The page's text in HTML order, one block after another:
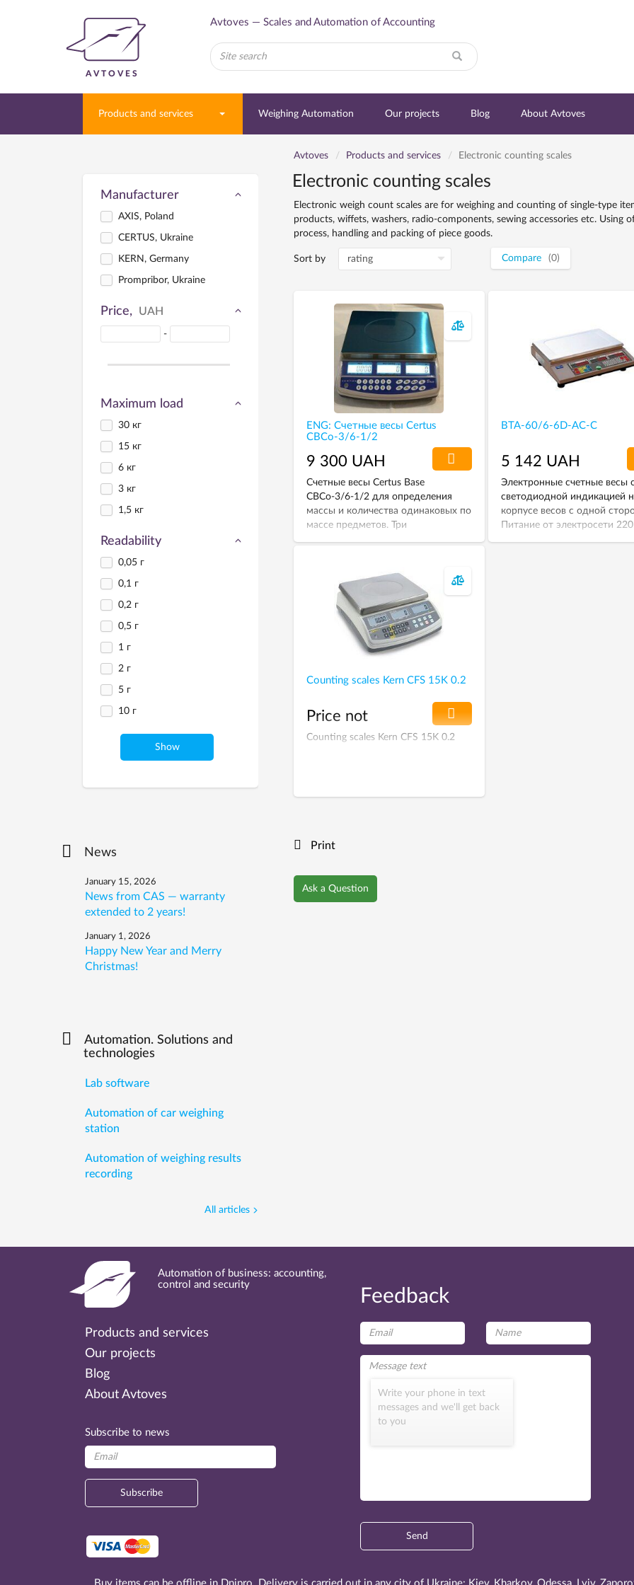
AVTOVES
Avtoves — Scales and Automation of Accounting
Products and services Weighing Automation Our projects Blog About Avtoves
Avtoves Products and services Electronic counting scales
Electronic counting scales
Electronic weigh count scales are for weighing and counting of single-type
products, wiffets, washers, radio-components, sewing accessories etc. Using
process, handling and packing of piece goods.
Sort by Compare (0)
ENG: Счетные весы Certus
СВСо-3/6-1/2
9 300 UAH
Счетные весы Certus Base
СВСо-3/6-1/2 для определения
массы и количества одинаковых по
массе предметов. Три
ВТА-60/6-6D-АС-С
5 142 UAH
Электронные счетные весы
светодиодной индикацией
корпусе весов с одной
Питание от электросети
Counting scales Kern CFS 15K 0.2
Price not
specified
Counting scales Kern CFS 15K 0.2
Print
Ask a Question
Manufacturer
AXIS, Poland
CERTUS, Ukraine
KERN, Germany
Prompribor, Ukraine
Price, UAH
-
Maximum load
30 кг
15 кг
6 кг
3 кг
1,5 кг
Readability
0,05 г
0,1 г
0,2 г
0,5 г
1 г
2 г
5 г
10 г
Show
News
January 15, 2026
News from CAS — warranty
extended to 2 years!
January 1, 2026
Happy New Year and Merry
Christmas!
Automation. Solutions and
technologies
Lab software
Automation of car weighing
station
Automation of weighing results
recording
All articles
Automation of business: accounting,
control and security
Products and services
Our projects
Blog
About Avtoves
Subscribe to news
Subscribe
Feedback
Write your phone in text
messages and we'll get back
to you
Send